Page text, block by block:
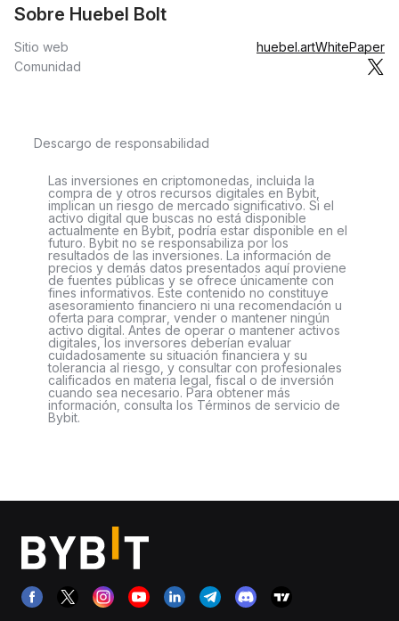
Sobre Huebel Bolt
Sitio web huebel.artWhitePaper
Comunidad
Descargo de responsabilidad
Las inversiones en criptomonedas, incluida la
compra de y otros recursos digitales en Bybit,
implican un riesgo de mercado significativo. Si el
activo digital que buscas no está disponible
actualmente en Bybit, podría estar disponible en el
futuro. Bybit no se responsabiliza por los
resultados de las inversiones. La información de
precios y demás datos presentados aquí proviene
de fuentes públicas y se ofrece únicamente con
fines informativos. Este contenido no constituye
asesoramiento financiero ni una recomendación u
oferta para comprar, vender o mantener ningún
activo digital. Antes de operar o mantener activos
digitales, los inversores deberían evaluar
cuidadosamente su situación financiera y su
tolerancia al riesgo, y consultar con profesionales
calificados en materia legal, fiscal o de inversión
cuando sea necesario. Para obtener más
información, consulta los Términos de servicio de
Bybit.